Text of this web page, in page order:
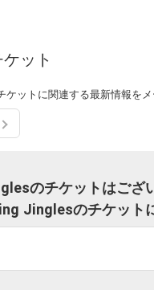
ット
ットに関連する最新情報をメ
のチケットはござ
Jinglesのチケット